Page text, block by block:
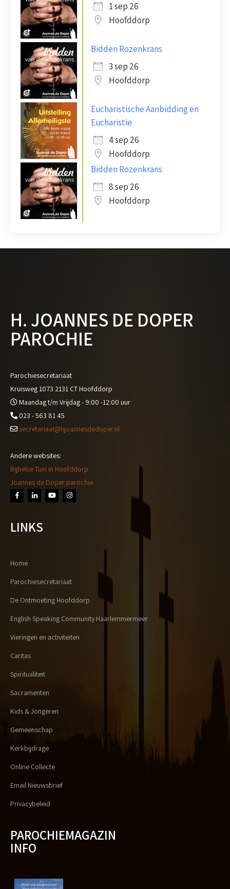
1 sep 26
Hoofddorp
Bidden Rozenkrans
3 sep 26
Hoofddorp
Eucharistische Aanbidding en
Eucharistie
4 sep 26
Hoofddorp
Bidden Rozenkrans
8 sep 26
Hoofddorp
H. JOANNES DE DOPER
PAROCHIE
Parochiesecretariaat
Kruisweg 1073 2131 CT Hoofddorp
Maandag t/m Vrijdag - 9:00 -12:00 uur
023 - 563 81 45
secretariaat@hjoannesdedoper.nl
Andere websites:
Bijbelse Tuin in Hoofddorp
Joannes de Doper parochie
LINKS
Home
Parochiesecretariaat
De Ontmoeting Hoofddorp
English Speaking Community Haarlemmermeer
Vieringen en activiteiten
Caritas
Spiritualiteit
Sacramenten
Kids & Jongeren
Gemeenschap
Kerkbijdrage
Online Collecte
Email Nieuwsbrief
Privacybeleid
PAROCHIEMAGAZIN
INFO